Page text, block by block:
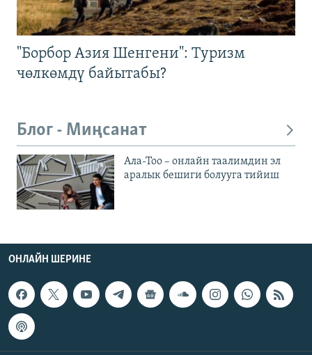
"Борбор Азия Шенгени": Туризм
чөлкөмдү байытабы?
Блог - Миңсанат
Ала-Тоо – онлайн таалимдин эл
аралык бешиги болууга тийиш
ОНЛАЙН ШЕРИНЕ